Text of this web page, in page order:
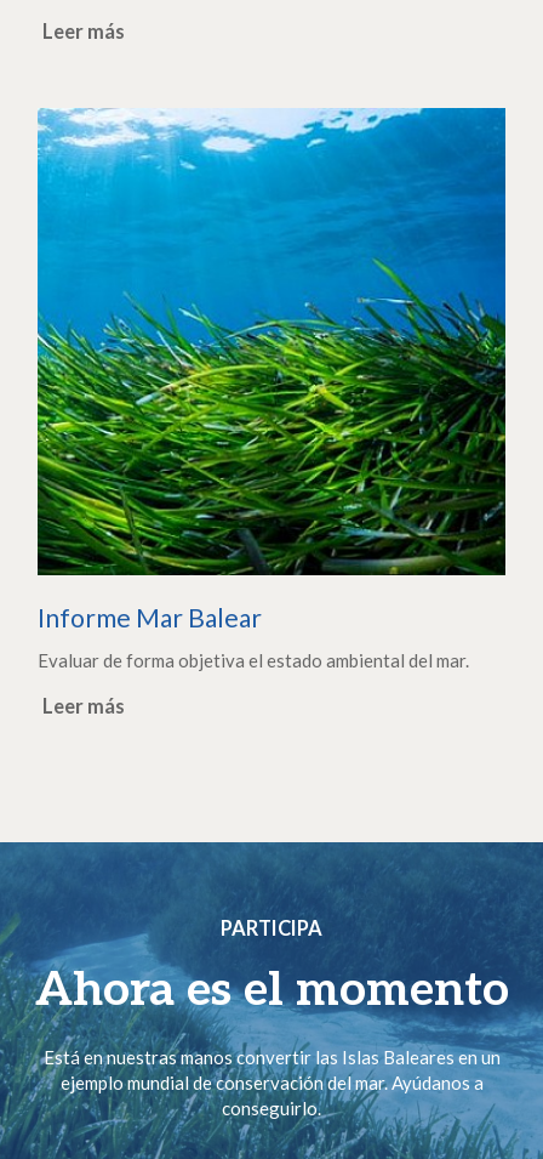
Leer más
Informe Mar Balear
Evaluar de forma objetiva el estado ambiental del mar.
Leer más
PARTICIPA
Ahora es el momento
Está en nuestras manos convertir las Islas Baleares en un
ejemplo mundial de conservación del mar. Ayúdanos a
conseguirlo.